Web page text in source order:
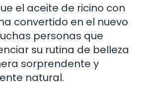
el aceite de ricino con
convertido en el nuevo
personas que
su rutina de belleza
sorprendente y
natural.